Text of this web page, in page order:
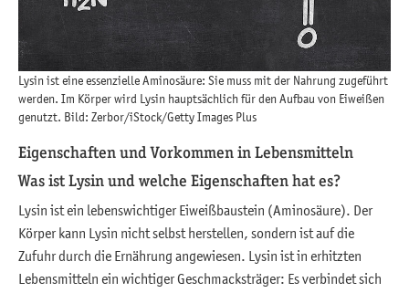
Lysin ist eine essenzielle Aminosäure: Sie muss mit der Nahrung zugeführt
werden. Im Körper wird Lysin hauptsächlich für den Aufbau von Eiweißen
genutzt. Bild: Zerbor/iStock/Getty Images Plus
Eigenschaften und Vorkommen in Lebensmitteln
Was ist Lysin und welche Eigenschaften hat es?
Lysin ist ein lebenswichtiger Eiweißbaustein (Aminosäure). Der
Körper kann Lysin nicht selbst herstellen, sondern ist auf die
Zufuhr durch die Ernährung angewiesen. Lysin ist in erhitzten
Lebensmitteln ein wichtiger Geschmacksträger: Es verbindet sich